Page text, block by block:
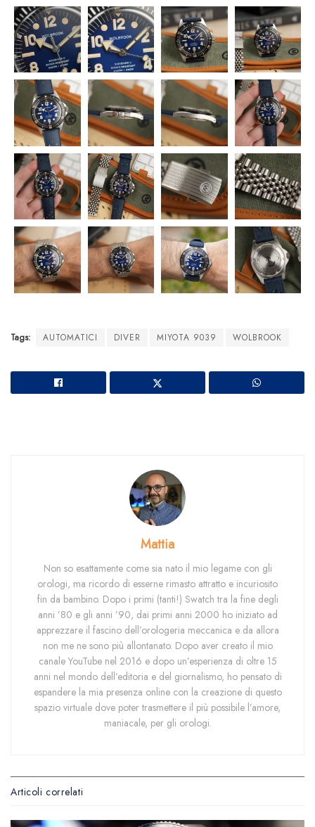
Tags: AUTOMATICI DIVER MIYOTA 9039 WOLBROOK
Mattia
Non so esattamente come sia nato il mio legame con gli
orologi, ma ricordo di esserne rimasto attratto e incuriosito
fin da bambino. Dopo i primi (tanti!) Swatch tra la fine degli
anni ’80 e gli anni ’90, dai primi anni 2000 ho iniziato ad
apprezzare il fascino dell’orologeria meccanica e da allora
non me ne sono più allontanato. Dopo aver creato il mio
canale YouTube nel 2016 e dopo un’esperienza di oltre 15
anni nel mondo dell’editoria e del giornalismo, ho pensato di
espandere la mia presenza online con la creazione di questo
spazio virtuale dove poter trasmettere il più possibile l’amore,
maniacale, per gli orologi.
Articoli correlati